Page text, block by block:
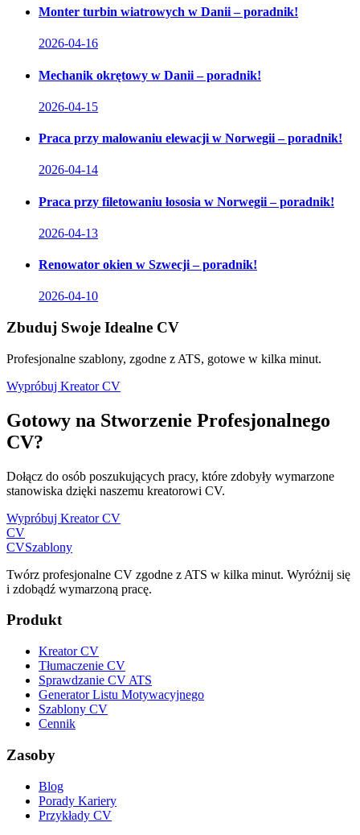
Monter turbin wiatrowych w Danii – poradnik!
2026-04-16
Mechanik okrętowy w Danii – poradnik!
2026-04-15
Praca przy malowaniu elewacji w Norwegii – poradnik!
2026-04-14
Praca przy filetowaniu łososia w Norwegii – poradnik!
2026-04-13
Renowator okien w Szwecji – poradnik!
2026-04-10
Zbuduj Swoje Idealne CV
Profesjonalne szablony, zgodne z ATS, gotowe w kilka minut.
Wypróbuj Kreator CV
Gotowy na Stworzenie Profesjonalnego
CV?
Dołącz do osób poszukujących pracy, które zdobyły wymarzone
stanowiska dzięki naszemu kreatorowi CV.
Wypróbuj Kreator CV
CV
CVSzablony
Twórz profesjonalne CV zgodne z ATS w kilka minut. Wyróżnij się
i zdobądź wymarzoną pracę.
Produkt
Kreator CV
Tłumaczenie CV
Sprawdzanie CV ATS
Generator Listu Motywacyjnego
Szablony CV
Cennik
Zasoby
Blog
Porady Kariery
Przykłady CV